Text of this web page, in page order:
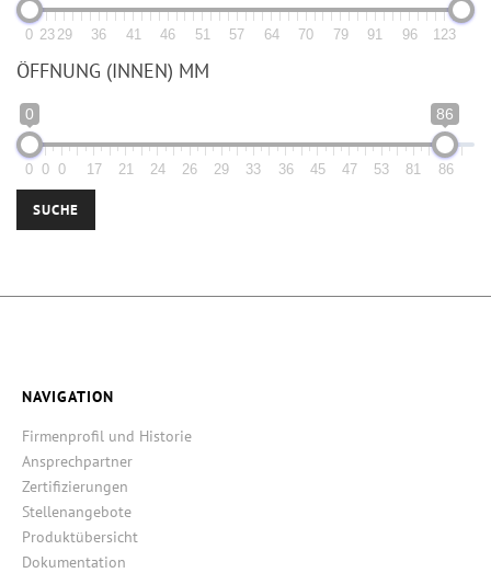
0 23 29 36 41 46 51 57 64 70 79 91 96 123
ÖFFNUNG (INNEN) MM
0 86
0 0 0 17 21 24 26 29 33 36 45 47 53 81 86
SUCHE
NAVIGATION
Firmenprofil und Historie
Ansprechpartner
Zertifizierungen
Stellenangebote
Produktübersicht
Dokumentation